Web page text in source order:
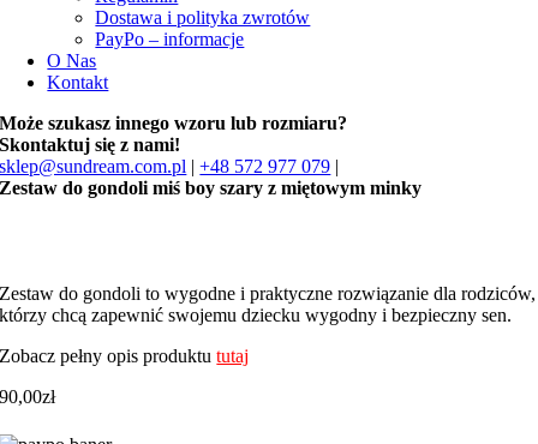
Dostawa i polityka zwrotów
PayPo – informacje
O Nas
Kontakt
Może szukasz innego wzoru lub rozmiaru?
Skontaktuj się z nami!
sklep@sundream.com.pl |+48 572 977 079 |
Zestaw do gondoli miś boy szary z miętowym minky
Zestaw do gondoli to wygodne i praktyczne rozwiązanie dla rodziców,
którzy chcą zapewnić swojemu dziecku wygodny i bezpieczny sen.
Zobacz pełny opis produktututaj
90,00zł